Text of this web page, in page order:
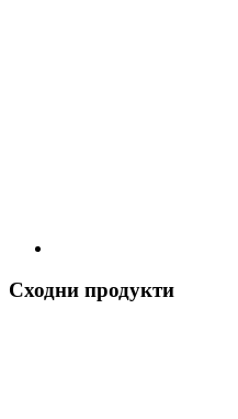
Сходни продукти